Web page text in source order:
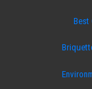
Best